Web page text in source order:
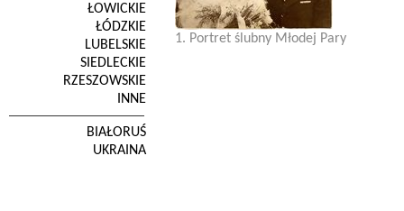
ŁOWICKIE
ŁÓDZKIE
LUBELSKIE
SIEDLECKIE
RZESZOWSKIE
INNE
BIAŁORUŚ
UKRAINA
1. Portret ślubny Młodej Pary